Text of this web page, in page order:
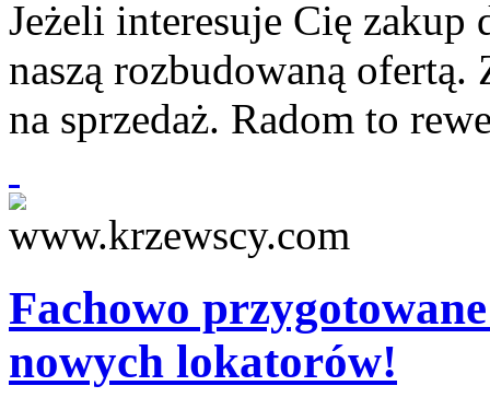
Jeżeli interesuje Cię zakup
naszą rozbudowaną
na sprzedaż. Radom to
Fachowo
nowych lokatorów!